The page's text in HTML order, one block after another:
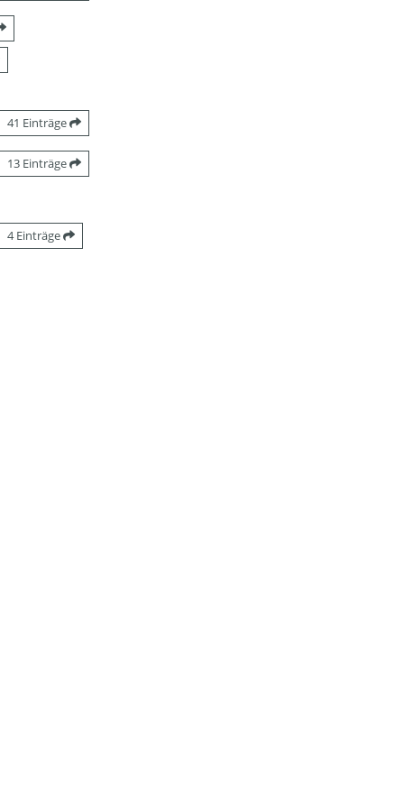
41 Einträge
13 Einträge
4 Einträge